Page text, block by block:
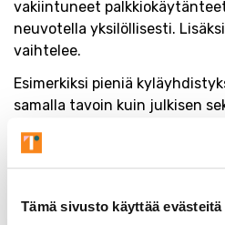
Tämä sivusto käyttää evästeitä
vakiintuneet
neuvotella yksilöllisesti.
vaihtelee.
Esimerkiksi pieniä
samalla tavoin kuin julkisen
yrityksiä tai ammattiliittoa.
ulkopuolella tehtävistä
maksettavista korvauksista